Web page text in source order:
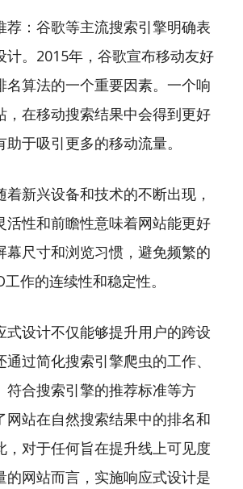
荐：谷歌等主流搜索引擎明确表
计。2015年，谷歌宣布移动友好
名算法的一个重要因素。一个响
，在移动搜索结果中会得到更好
于吸引更多的移动流量。
新兴设备和技术的不断出现，
活性和前瞻性意味着网站能更好
幕尺寸和浏览习惯，避免频繁的
作的连续性和稳定性。
式设计不仅能够提升用户的跨设
过简化搜索引擎爬虫的工作、
符合搜索引擎的推荐标准等方
网站在自然搜索结果中的排名和
，对于任何旨在提升线上可见度
的网站而言，实施响应式设计是